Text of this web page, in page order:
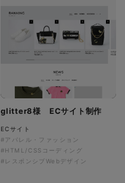
glitter8様 ECサイト制作
ECサイト
#アパレル・ファッション
#HTML/CSSコーディング
#レスポンシブWebデザイン